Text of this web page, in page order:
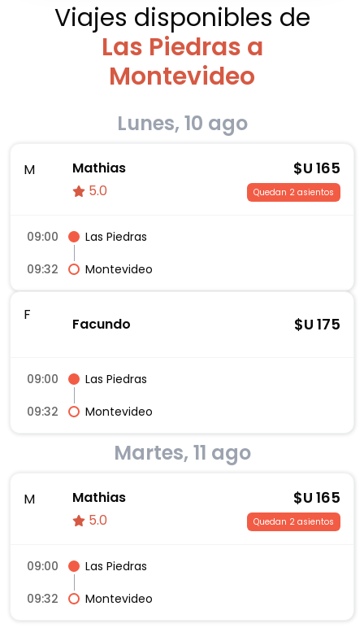
Viajes disponibles de
Las Piedras a
Montevideo
Lunes, 10 ago
M
Mathias
5.0
$U 165
Quedan 2 asientos
09:00
Las Piedras
09:32
Montevideo
F
Facundo $U 175
09:00
Las Piedras
09:32
Montevideo
Martes, 11 ago
M
Mathias
5.0
$U 165
Quedan 2 asientos
09:00
Las Piedras
09:32
Montevideo